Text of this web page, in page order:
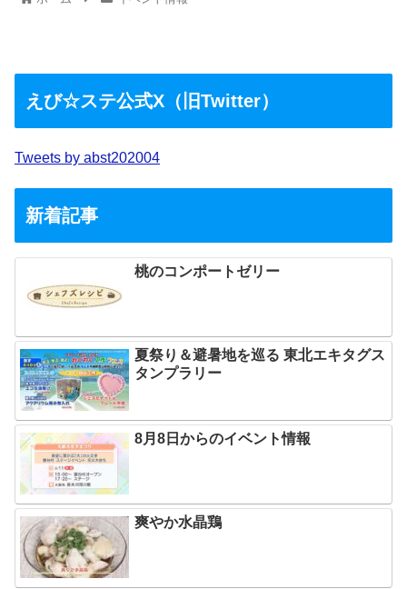
えび☆ステ公式X（旧Twitter）
Tweets by abst202004
新着記事
桃のコンポートゼリー
夏祭り＆避暑地を巡る 東北エキタグス
タンプラリー
8月8日からのイベント情報
爽やか水晶鶏